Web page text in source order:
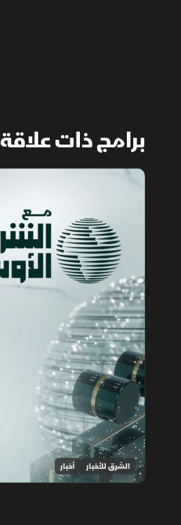
برامج ذات علاقة
مع الشرق الأوسط
الشرق للأخبار أخبار